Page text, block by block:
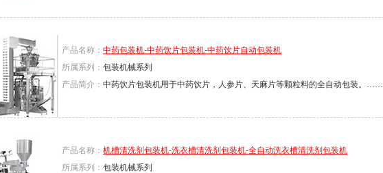
产品名称： 中药包装机-中药饮片包装机-中药饮片自动包装机
所属系列： 包装机械系列
产品简介： 中药饮片包装机用于中药饮片，人参片、天麻片等颗粒料的全自动包装。……
产品名称： 机槽清洗剂包装机-洗衣槽清洗剂包装机-全自动洗衣槽清洗剂包装机
所属系列： 包装机械系列